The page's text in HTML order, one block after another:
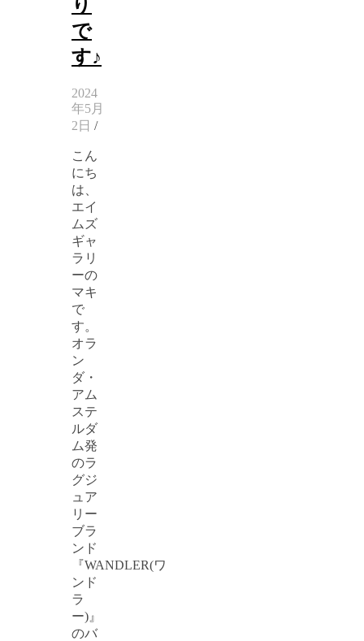
り
で
す♪
2024
年5月
2日 /
こん
にち
は、
エイ
ムズ
ギャ
ラリ
ーの
マキ
で
す。
オラ
ン
ダ・
アム
ステ
ルダ
ム発
のラ
グジ
ュア
リー
ブラ
ンド
『WANDLER(ワ
ンド
ラ
ー)』
のバ